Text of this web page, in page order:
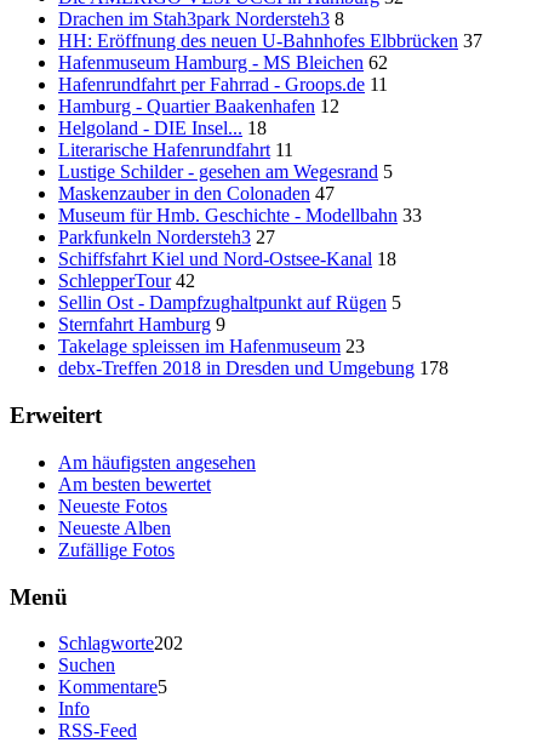
Drachen im Stah3park Nordersteh3 8
HH: Eröffnung des neuen U-Bahnhofes Elbbrücken 37
Hafenmuseum Hamburg - MS Bleichen 62
Hafenrundfahrt per Fahrrad - Groops.de 11
Hamburg - Quartier Baakenhafen 12
Helgoland - DIE Insel... 18
Literarische Hafenrundfahrt 11
Lustige Schilder - gesehen am Wegesrand 5
Maskenzauber in den Colonaden 47
Museum für Hmb. Geschichte - Modellbahn 33
Parkfunkeln Nordersteh3 27
Schiffsfahrt Kiel und Nord-Ostsee-Kanal 18
SchlepperTour 42
Sellin Ost - Dampfzughaltpunkt auf Rügen 5
Sternfahrt Hamburg 9
Takelage spleissen im Hafenmuseum 23
debx-Treffen 2018 in Dresden und Umgebung 178
Erweitert
Am häufigsten angesehen
Am besten bewertet
Neueste Fotos
Neueste Alben
Zufällige Fotos
Menü
Schlagworte202
Suchen
Kommentare5
Info
RSS-Feed